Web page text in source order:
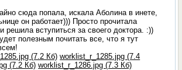
сюда попала, искала Аболина в инете,
он работает))) Просто прочитала
решила вступиться за своего доктора. :))
полезным почитать все, что я тут
(7.2 Кб) worklist_r_1285.jpg (7.4
(7.2 Кб) worklist_r_1286.jpg (7.3 Кб)